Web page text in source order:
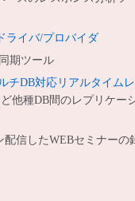
ライバ/プロバイダ
期ツール
チDB対応リアルタイムレ
ど他種DB間のレプリケー
配信したWEBセミナーの